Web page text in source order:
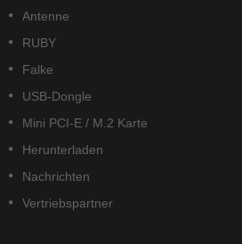
Antenne
RUBY
Falke
USB-Dongle
Mini PCI-E / M.2 Karte
Herunterladen
Nachrichten
Vertriebspartner